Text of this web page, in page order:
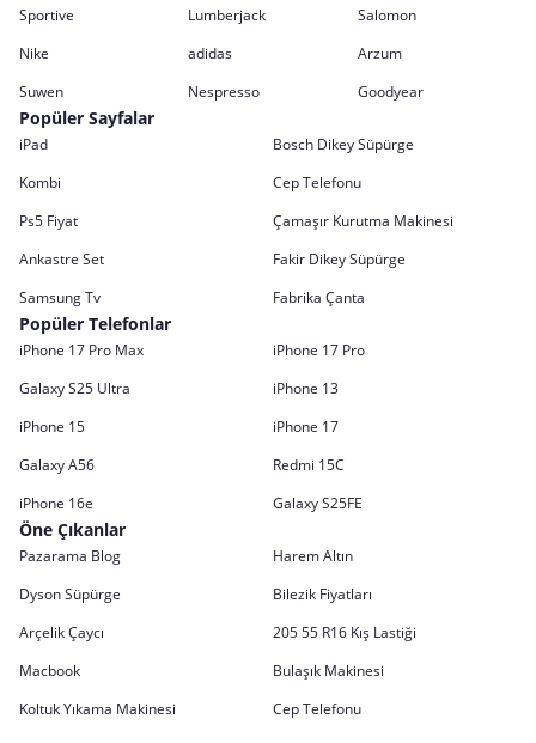
Sportive
Lumberjack
Salomon
Nike
adidas
Arzum
Suwen
Nespresso Goodyear
Popüler Sayfalar
iPad
Bosch Dikey Süpürge
Kombi
Cep Telefonu
Ps5 Fiyat
Çamaşır Kurutma Makinesi
Ankastre Set
Fakir Dikey Süpürge
Samsung Tv
Fabrika Çanta
Popüler Telefonlar
iPhone 17 Pro Max
iPhone 17 Pro
Galaxy S25 Ultra
iPhone 13
iPhone 15
iPhone 17
Galaxy A56
Redmi 15C
iPhone 16e
Galaxy S25FE
Öne Çıkanlar
Pazarama Blog
Harem Altın
Dyson Süpürge
Bilezik Fiyatları
Arçelik Çaycı
205 55 R16 Kış Lastiği
Macbook
Bulaşık Makinesi
Koltuk Yıkama Makinesi
Cep Telefonu